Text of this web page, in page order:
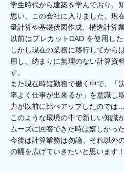
学生時代から建築を学んでおり、
思い、この会社に入りました。現
量計算や基礎伏図作成、構造計算
以前はプレカットCAD を使用し
しかし現在の業務に移行してから
用し、納まりに無理のない計算資
す。
また現在時短勤務で働く中で、「
率よく仕事が出来るか」を意識し
力が以前に比べアップしたのでは
このような環境の中で新しい知識
ムーズに回答できた時は嬉しかっ
今後は計算業務は勿論、それ以外
の幅を広げていきたいと思います！